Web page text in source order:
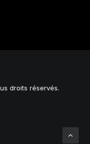
droits réservés.